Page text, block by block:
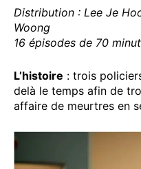
Distribution : Lee Je
Woong
16 épisodes de 70
L’histoire : trois
delà le temps afin de
affaire de meurtres en